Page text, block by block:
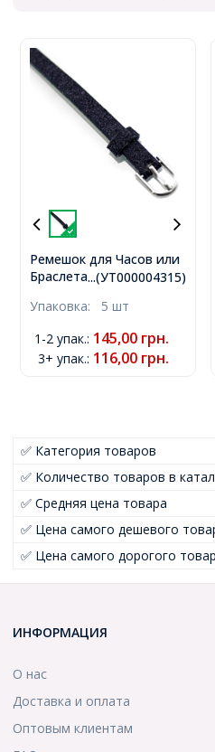
...(УТ000004315)
Ремешок для Часов или
Браслета, Имитация
Цвет: Черный, Размер:
8мм, Толщина 1.5мм,
Упаковка: 5 шт
1-2 упак.: 145,00 грн.
3+ упак.: 116,00 грн.
✅ Категория товаров
✅ Количество товаров в
✅ Средняя цена товара
✅ Цена самого дешевого
✅ Цена самого дорогого
ИНФОРМАЦИЯ
О нас
Доставка и оплата
Оптовым клиентам